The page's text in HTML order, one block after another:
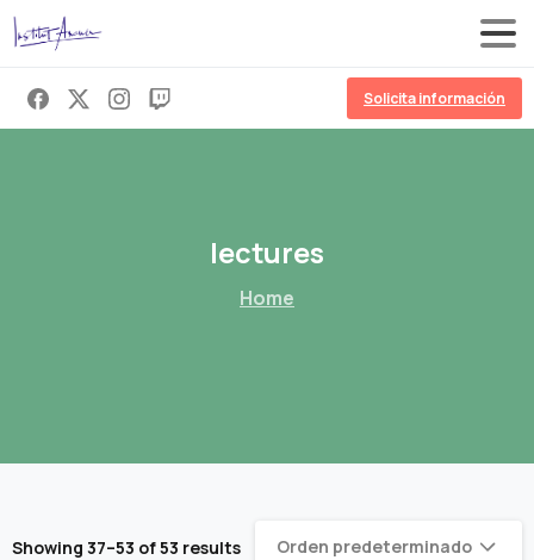
Solicita información
lectures
Home
Showing 37–53 of 53 results Orden predeterminado